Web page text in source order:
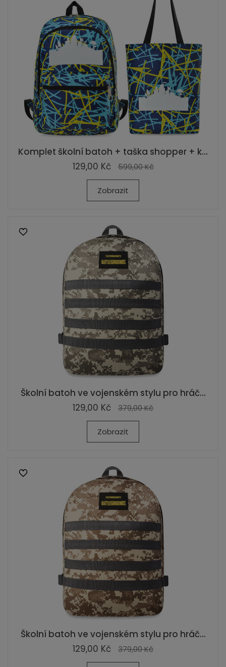
Komplet školní batoh + taška shopper + k...
129,00 Kč
599,00 Kč
Zobrazit
Školní batoh ve vojenském stylu pro hráč...
129,00 Kč
379,00 Kč
Zobrazit
Školní batoh ve vojenském stylu pro hráč...
129,00 Kč
379,00 Kč